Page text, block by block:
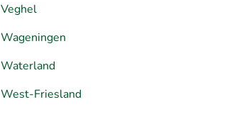
Veghel
Wageningen
Waterland
West-Friesland